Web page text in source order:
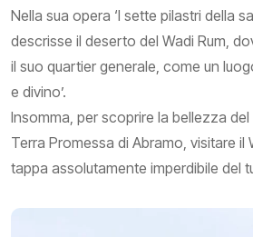
Nella sua opera ‘I sette pilastri della
descrisse il deserto del Wadi Rum,
il suo quartier generale, come un
e divino’.
Insomma, per scoprire la bellezza
Terra Promessa di Abramo, visitare il
tappa assolutamente imperdibile del